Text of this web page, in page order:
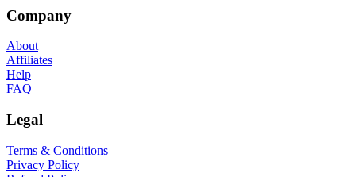
Company
About
Affiliates
Help
FAQ
Legal
Terms & Conditions
Privacy Policy